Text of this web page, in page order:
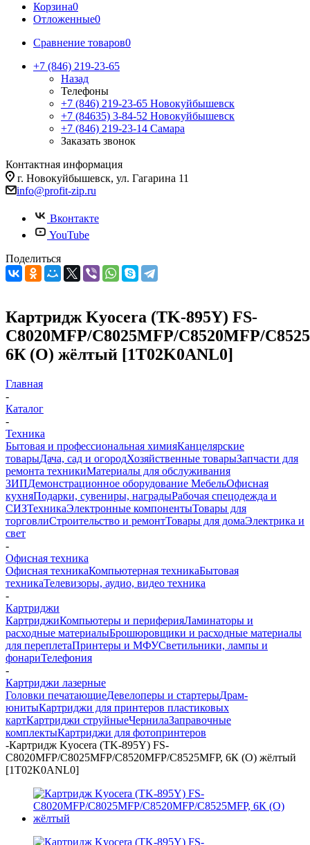
Корзина0
Отложенные0
Сравнение товаров0
+7 (846) 219-23-65
Назад
Телефоны
+7 (846) 219-23-65 Новокуйбышевск
+7 (84635) 3-84-52 Новокуйбышевск
+7 (846) 219-23-14 Самара
Заказать звонок
Контактная информация
г. Новокуйбышевск, ул. Гагарина 11
info@profit-zip.ru
Вконтакте
YouTube
Поделиться
Картридж Kyocera (TK-895Y) FS-
C8020MFP/C8025MFP/C8520MFP/
6К (O) жёлтый [1T02K0ANL0]
Главная
-
Каталог
-
Техника
Бытовая и профессиональная химияКанцелярские
товарыДача, сад и огородХозяйственные товарыЗапчасти для
ремонта техникиМатериалы для обслуживания
ЗИПДемонстрационное оборудование МебельОфисная
кухняПодарки, сувениры, наградыРабочая спецодежда и
СИЗТехникаЭлектронные компонентыТовары для
торговлиСтроительство и ремонтТовары для домаЭлектрика и
свет
-
Офисная техника
Офисная техникаКомпьютерная техникаБытовая
техникаТелевизоры, аудио, видео техника
-
Картриджи
КартриджиКомпьютеры и периферияЛаминаторы и
расходные материалыБрошюровщики и расходные материалы
для переплетаПринтеры и МФУСветильники, лампы и
фонариТелефония
-
Картриджи лазерные
Головки печатающиеДевелоперы и стартерыДрам-
юнитыКартриджи для принтеров пластиковых
картКартриджи струйныеЧернилаЗаправочные
комплектыКартриджи для фотопринтеров
-Картридж Kyocera (TK-895Y) FS-
C8020MFP/C8025MFP/C8520MFP/C8525MFP, 6К (O) жёлтый
[1T02K0ANL0]